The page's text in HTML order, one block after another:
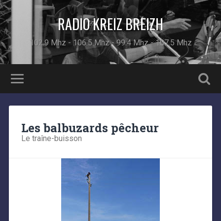
RADIO KREIZ BREIZH
102.9 Mhz - 106.5 Mhz - 99.4 Mhz - 107.5 Mhz
Les balbuzards pêcheur
Le traîne-buisson